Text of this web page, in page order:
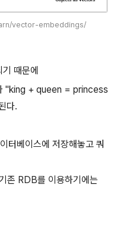
vector-embeddings/
때문에
"king + queen = princess
다.
터베이스에 저장해놓고 쿼
RDB를 이용하기에는